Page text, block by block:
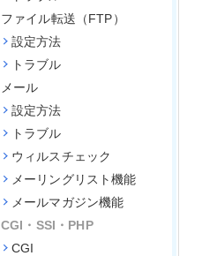
ファイル転送（FTP）
設定方法
トラブル
メール
設定方法
トラブル
ウィルスチェック
メーリングリスト機能
メールマガジン機能
CGI・SSI・PHP
CGI